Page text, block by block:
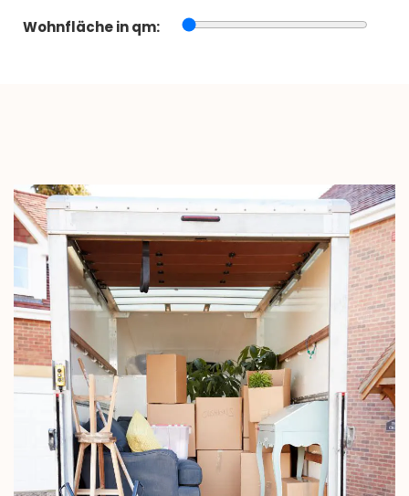
Wohnfläche in qm: